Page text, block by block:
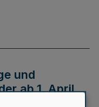
und
ab 1. April